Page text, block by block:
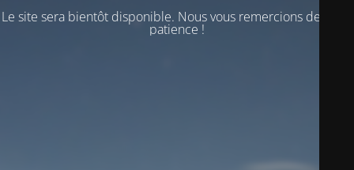
Le site sera bientôt disponible. Nous vous remercions de votre
patience !